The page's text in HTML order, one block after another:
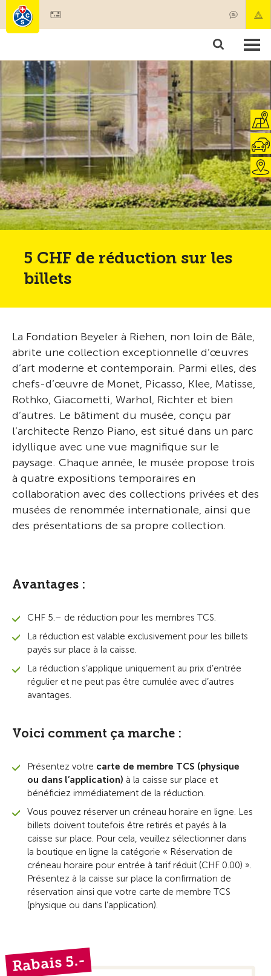
Membres & prestations
Tests, sécurité & santé
5 CHF de réduction sur les
billets
La Fondation Beyeler à Riehen, non loin de Bâle,
abrite une collection exceptionnelle d’œuvres
d’art moderne et contemporain. Parmi elles, des
chefs-d’œuvre de Monet, Picasso, Klee, Matisse,
Rothko, Giacometti, Warhol, Richter et bien
d’autres. Le bâtiment du musée, conçu par
l’architecte Renzo Piano, est situé dans un parc
idyllique avec une vue magnifique sur le
paysage. Chaque année, le musée propose trois
à quatre expositions temporaires en
collaboration avec des collections privées et des
musées de renommée internationale, ainsi que
des présentations de sa propre collection.
Avantages :
CHF 5.– de réduction pour les membres TCS.
La réduction est valable exclusivement pour les billets
payés sur place à la caisse.
La réduction s’applique uniquement au prix d’entrée
régulier et ne peut pas être cumulée avec d’autres
avantages.
Voici comment ça marche :
Présentez votre carte de membre TCS (physique
ou dans l’application) à la caisse sur place et
bénéficiez immédiatement de la réduction.
Vous pouvez réserver un créneau horaire en ligne. Les
billets doivent toutefois être retirés et payés à la
caisse sur place. Pour cela, veuillez sélectionner dans
la boutique en ligne la catégorie « Réservation de
créneau horaire pour entrée à tarif réduit (CHF 0.00) ».
Présentez à la caisse sur place la confirmation de
réservation ainsi que votre carte de membre TCS
(physique ou dans l’application).
Rabais 5.-